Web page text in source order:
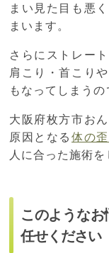
まい見た目も悪
まいます。
さらにストレー
肩こり・首こり
もなってしまうの
大阪府枚方市お
原因となる体の
人に合った施術を
このような
任せください